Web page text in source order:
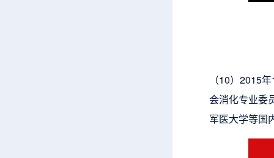
（10）2015
会消化专业委
军医大学等国